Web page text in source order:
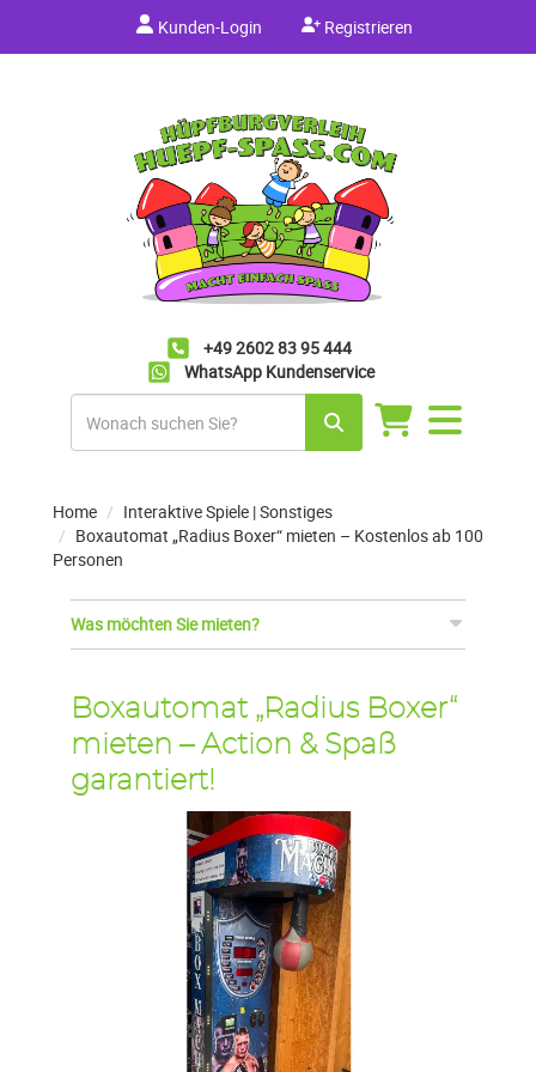
Kunden-Login Registrieren
+49 2602 83 95 444
WhatsApp Kundenservice
Navigation
umschalten
Home
Interaktive Spiele | Sonstiges
Boxautomat „Radius Boxer“ mieten – Kostenlos ab 100
Personen
Was möchten Sie mieten?
Boxautomat „Radius Boxer“
mieten – Action & Spaß
garantiert!